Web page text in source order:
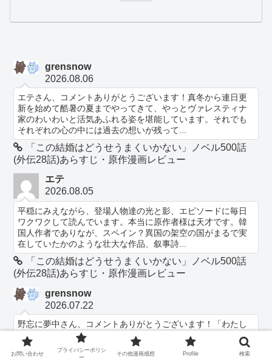
grensnow
2026.08.06
エテさん、コメントありがとうございます！真冬から連日更
新を始めて酷暑の夏までやってきて、やっとヴァレスティナ
家のわいわいと活気あふれる姿を堪能しています。それでも
それぞれの心の中には過去の想いが残って...
「この結婚はどうせうまくいかない」ノベル500話
(外伝28話)あらすじ・原作漫画レビュー
エテ
2026.08.05
平穏にみえながら、登場人物達の光と影、エピソードに毎日
ワクワクして読んでいます。本当に原作者様は天才です。韓
国人作者でありなが、スペイン？異国の架空の国がまるで実
在していたかのような壮大な作品、叙事詩...
「この結婚はどうせうまくいかない」ノベル500話
(外伝28話)あらすじ・原作漫画レビュー
grensnow
2026.07.22
野忘に夢中さん、コメントありがとうございます！「わたし
の感想」を読んでいただけて、読んだ所感までいただけるな
んて、思いもよらないことでとても嬉しかったです。原作を
より楽しんでいただけるというのも本当に...
お問い合わせ
プライバシーポリシ
ー
その他漫画感想 Profile 検索